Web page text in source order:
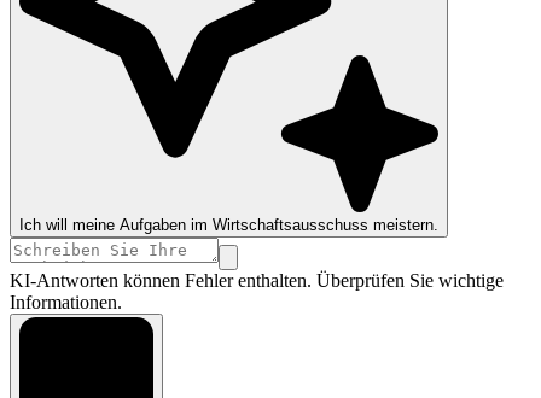
Ich will meine Aufgaben im Wirtschaftsausschuss meistern.
KI-Antworten können Fehler enthalten. Überprüfen Sie wichtige
Informationen.